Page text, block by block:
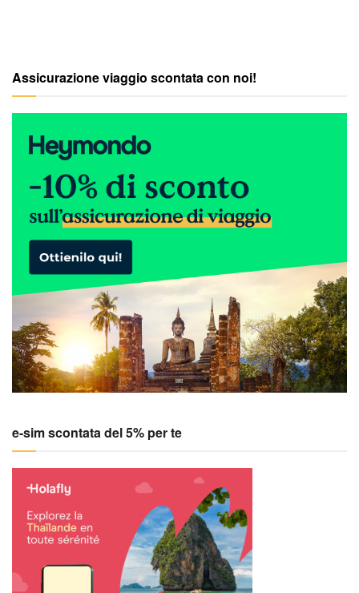
Assicurazione viaggio scontata con noi!
e-sim scontata del 5% per te